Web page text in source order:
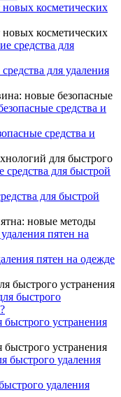
косметических
косметических
для удаления
новые безопасные
средства и
для быстрого
для быстрой
новые методы
пятен на одежде
быстрого устранения
устранения
устранения
удаления